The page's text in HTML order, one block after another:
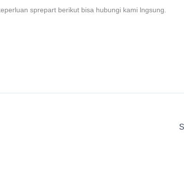
sprepart berikut bisa hubungi kami lngsung.